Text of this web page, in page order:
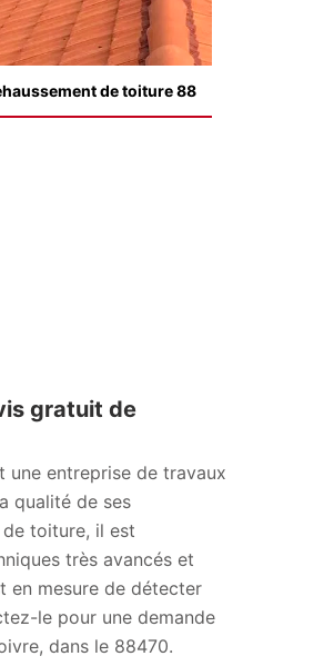
de toiture 88
gratuit de
une entreprise de travaux
qualité de ses
toiture, il est
très avancés et
en mesure de détecter
le pour une demande
dans le 88470.